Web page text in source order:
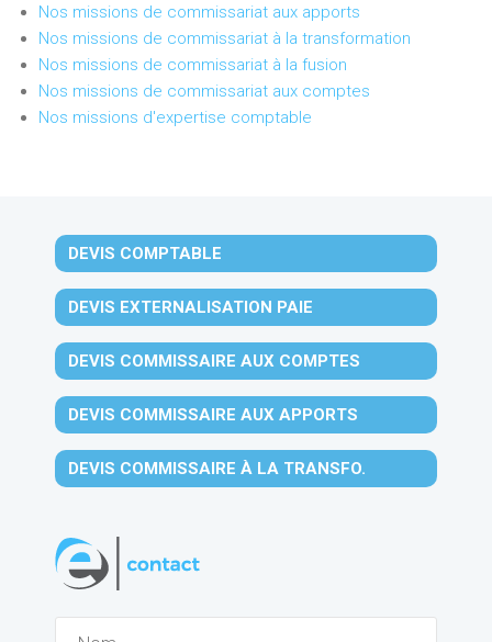
Nos missions de commissariat aux apports
Nos missions de commissariat à la transformation
Nos missions de commissariat à la fusion
Nos missions de commissariat aux comptes
Nos missions d'expertise comptable
DEVIS COMPTABLE
DEVIS EXTERNALISATION PAIE
DEVIS COMMISSAIRE AUX COMPTES
DEVIS COMMISSAIRE AUX APPORTS
DEVIS COMMISSAIRE À LA TRANSFO.